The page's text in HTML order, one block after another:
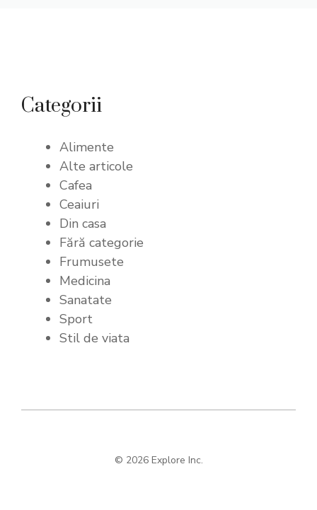
Categorii
Alimente
Alte articole
Cafea
Ceaiuri
Din casa
Fără categorie
Frumusete
Medicina
Sanatate
Sport
Stil de viata
© 2026 Explore Inc.